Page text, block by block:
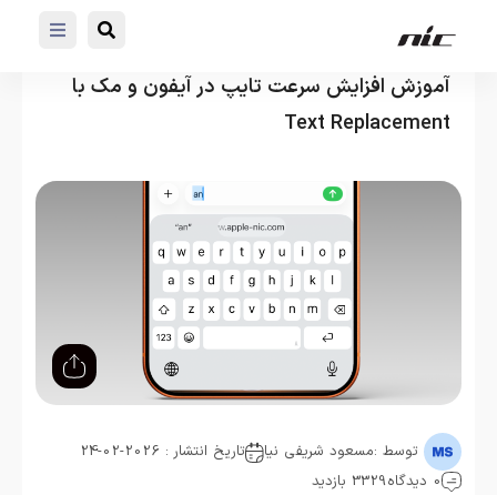
آموزش افزایش سرعت تایپ در آیفون و مک با
Text Replacement
توسط :مسعود شریفی نیا
تاریخ انتشار : 2026-02-24
0 دیدگاه
3329 بازدید